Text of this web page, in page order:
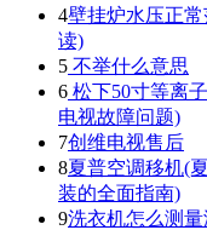
4壁挂炉水压正
读)
5 不举什么意思
6 松下50寸等离
电视故障问题)
7创维电视售后
8夏普空调移机(
装的全面指南)
9洗衣机怎么测